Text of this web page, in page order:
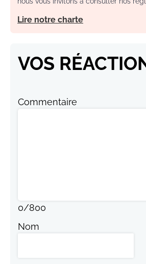
Lire notre charte
VOS
Commentaire
0/800
Nom